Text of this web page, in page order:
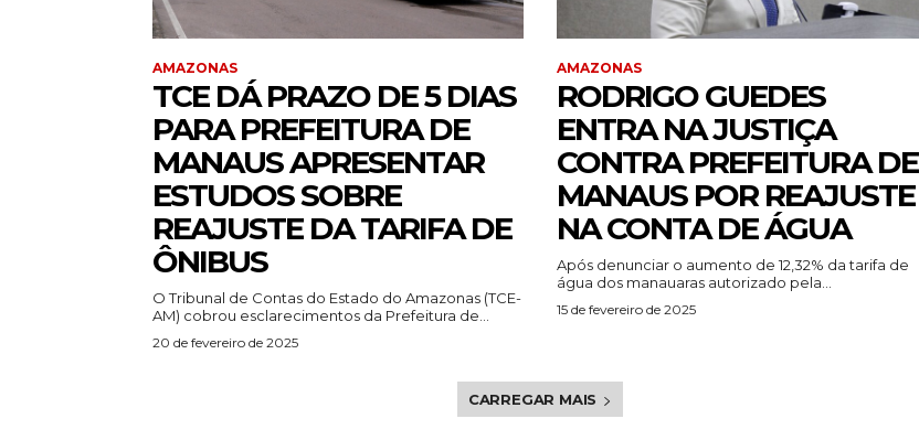
AMAZONAS
TCE DÁ PRAZO DE 5 DIAS
PARA PREFEITURA DE
MANAUS APRESENTAR
ESTUDOS SOBRE
REAJUSTE DA TARIFA DE
ÔNIBUS
O Tribunal de Contas do Estado do Amazonas (TCE-
AM) cobrou esclarecimentos da Prefeitura de...
20 de fevereiro de 2025
AMAZONAS
RODRIGO GUEDES
ENTRA NA JUSTIÇA
CONTRA PREFEITURA DE
MANAUS POR REAJUSTE
NA CONTA DE ÁGUA
Após denunciar o aumento de 12,32% da tarifa de
água dos manauaras autorizado pela...
15 de fevereiro de 2025
CARREGAR MAIS